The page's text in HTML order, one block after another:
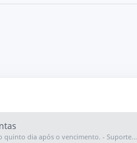
quinto dia após o vencimento. - Suporte...